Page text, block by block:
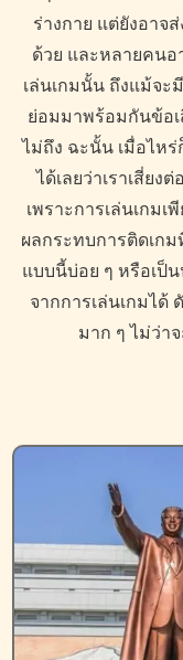
ร่างกาย แต่ยังอาจ
ด้วย และหลายคนอ
เล่นเกมนั้น ถึงแม้จ
ย่อมมาพร้อมกันข้อ
ไม่ถึง ฉะนั้น เมื่อไหร่
ได้เลยว่าเราเสี่ยง
เพราะการเล่นเกม
ผลกระทบการติดเก
แบบนี้บ่อย ๆ หรือเป็
จากการเล่นเกมได้
มาก ๆ ไม่ว่า